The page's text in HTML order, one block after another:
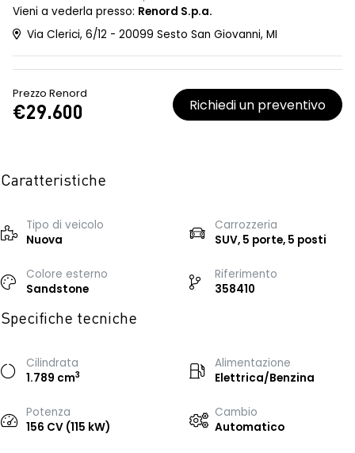
Vieni a vederla presso: Renord S.p.a.
Via Clerici, 6/12 - 20099 Sesto San Giovanni, MI
Prezzo Renord
€29.600 Richiedi un preventivo
Caratteristiche
Tipo di veicolo
Nuova
Carrozzeria
SUV, 5 porte, 5 posti
Colore esterno
Sandstone
Riferimento
358410
Specifiche tecniche
Cilindrata
1.789 cm3
Alimentazione
Elettrica/Benzina
Potenza
156 CV (115 kW)
Cambio
Automatico